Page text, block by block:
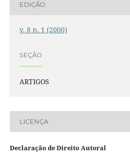
EDIÇÃO
v. 8 n. 1 (2000)
SEÇÃO
ARTIGOS
LICENÇA
Declaração de Direito Autoral